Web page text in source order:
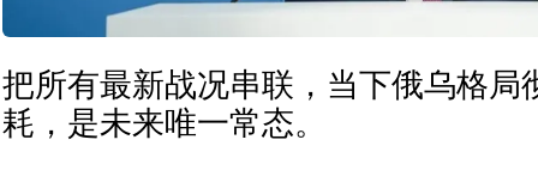
把所有最新战况串联，当下俄乌格局
耗，是未来唯一常态。